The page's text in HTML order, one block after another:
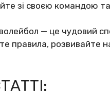
зі своєю командою
— це чудовий
правила, розвивайте